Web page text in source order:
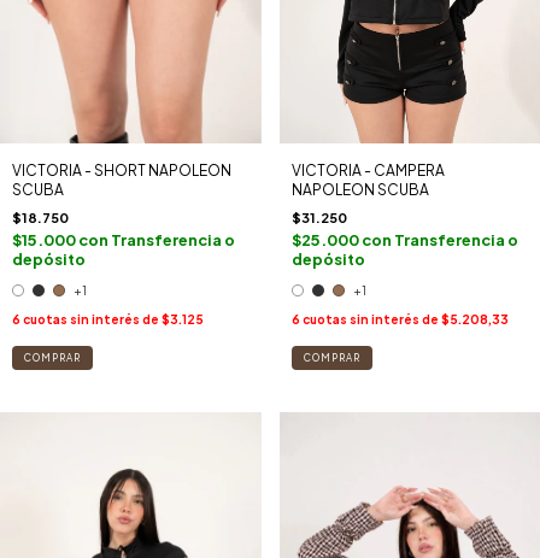
VICTORIA - SHORT NAPOLEON
SCUBA
$18.750
$15.000con Transferencia o
depósito
+1
6 cuotas sin interés de $3.125
COMPRAR
VICTORIA - CAMPERA
NAPOLEON SCUBA
$31.250
$25.000con Transferencia o
depósito
+1
6 cuotas sin interés de $5.208,33
COMPRAR